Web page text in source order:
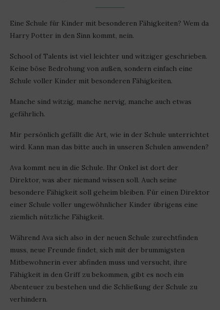
Eine Schule für Kinder mit besonderen Fähigkeiten? Wem da
Harry Potter in den Sinn kommt, nein.
School of Talents ist viel leichter und witziger geschrieben.
Keine böse Bedrohung von außen, sondern einfach eine
Schule voller Kinder mit besonderen Fähigkeiten.
Manche sind witzig, manche nervig, manche auch etwas
gefährlich.
Mir persönlich gefällt die Art, wie in der Schule unterrichtet
wird. Kann man das bitte auch in unseren Schulen anwenden?
Ava kommt neu in die Schule. Ihr Onkel ist dort der
Direktor, was aber niemand wissen soll. Auch seine
besondere Fähigkeit soll geheim bleiben. Für einen Direktor
einer Schule voller ungewöhnlicher Kinder übrigens eine
ziemlich nützliche Fähigkeit.
Während Ava sich also in der neuen Schule zurechtfinden
muss, neue Freunde findet, sich mit der brummigsten
Mitbewohnerin ever abfinden muss und versucht, ihre
Fähigkeit in den Griff zu bekommen, gibt es noch ein
Abenteuer zu bestehen und die Schließung der Schule zu
verhindern.